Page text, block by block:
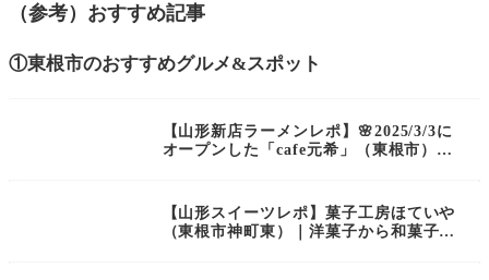
（参考）おすすめ記事
①東根市のおすすめグルメ&スポット
【山形新店ラーメンレポ】🌸2025/3/3に
オープンした「cafe元希」（東根市）に
【山形スイーツレポ】菓子工房ほていや
（東根市神町東）｜洋菓子から和菓子ま